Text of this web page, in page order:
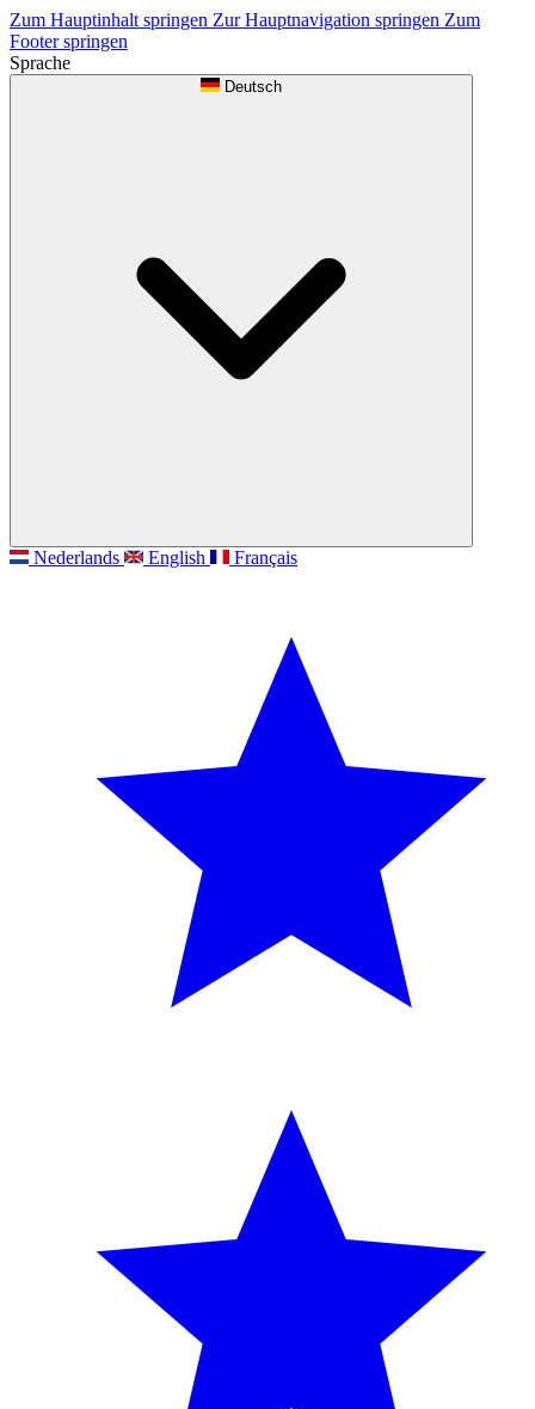
Zum Hauptinhalt springen Zur Hauptnavigation springen Zum
Footer springen
Sprache
Deutsch
Nederlands English Français